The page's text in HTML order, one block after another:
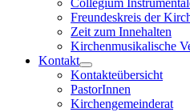
Collegium
Freundeskreis der
Zeit zum Innehalten
Kirchenmusikalische
Kontakt
Kontakteübersicht
PastorInnen
Kirchengemeinderat